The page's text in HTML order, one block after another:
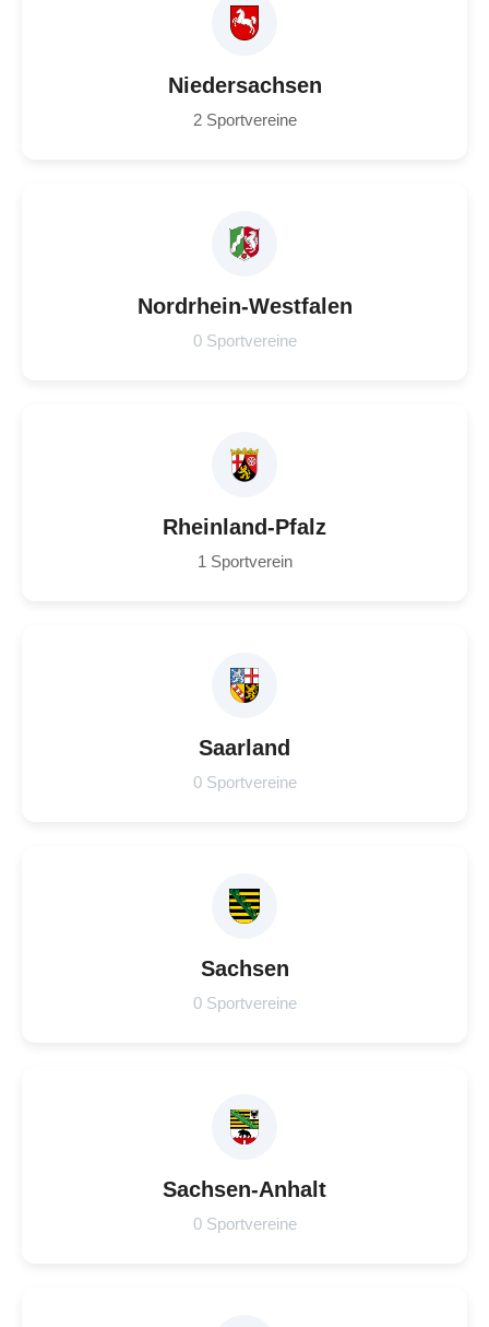
Niedersachsen
2 Sportvereine
Nordrhein-Westfalen
0 Sportvereine
Rheinland-Pfalz
1 Sportverein
Saarland
0 Sportvereine
Sachsen
0 Sportvereine
Sachsen-Anhalt
0 Sportvereine